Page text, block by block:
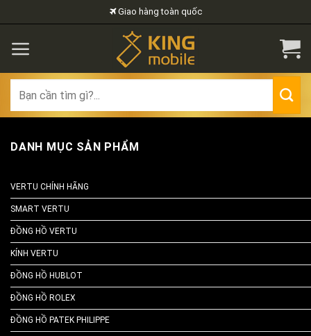
to
content
Giao hàng toàn quốc
for:
DANH MỤC SẢN PHẨM
VERTU CHÍNH HÃNG
SMART VERTU
ĐỒNG HỒ VERTU
KÍNH VERTU
ĐỒNG HỒ HUBLOT
ĐỒNG HỒ ROLEX
ĐỒNG HỒ PATEK PHILIPPE